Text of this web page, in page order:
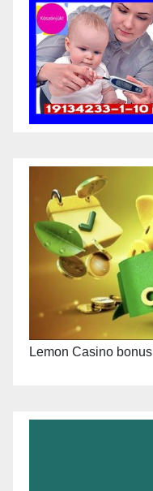
Lemon Casino bonus